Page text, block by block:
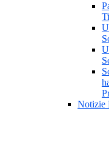
Notizie